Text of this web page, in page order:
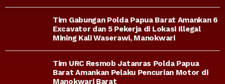
Tim Gabungan Polda Papua Barat Amankan 6
Excavator dan 5 Pekerja di Lokasi Illegal
Mining Kali Waserawi, Manokwari
Tim URC Resmob Jatanras Polda Papua
Barat Amankan Pelaku Pencurian Motor di
Manokwari Barat